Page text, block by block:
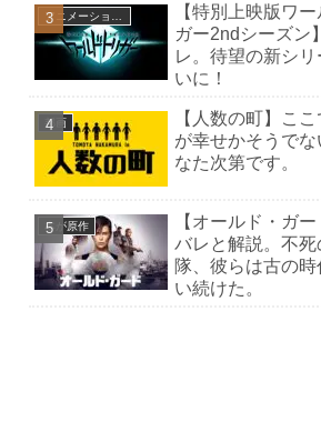
【特別上映版ワ
ガー2ndシーズン
レ。待望の新シリ
いに！
邦画
【人数の町】こ
が幸せかそうでな
なた次第です。
本が原作
【オールド・ガ
バレと解説。不死
隊、彼らは古の
い続けた。